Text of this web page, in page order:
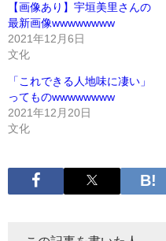
【画像あり】宇垣美里さんの
最新画像wwwwwwww
2021年12月6日
文化
「これできる人地味に凄い」
ってものwwwwwwww
2021年12月20日
文化